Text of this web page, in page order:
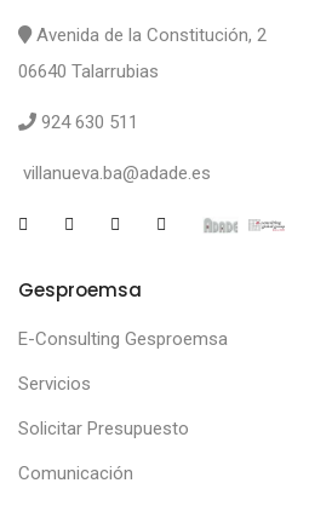
Avenida de la Constitución, 2
06640 Talarrubias
924 630 511
villanueva.ba@adade.es
Gesproemsa
E-Consulting Gesproemsa
Servicios
Solicitar Presupuesto
Comunicación